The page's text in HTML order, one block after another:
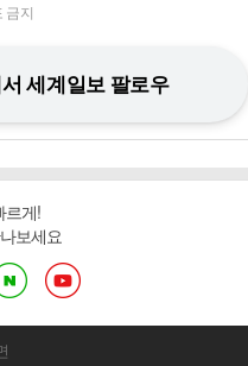
금지
세계일보 팔로우
르게!
보세요